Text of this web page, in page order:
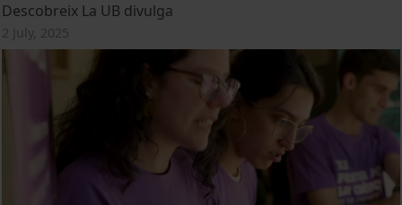
Descobreix La UB divulga
2 July, 2025